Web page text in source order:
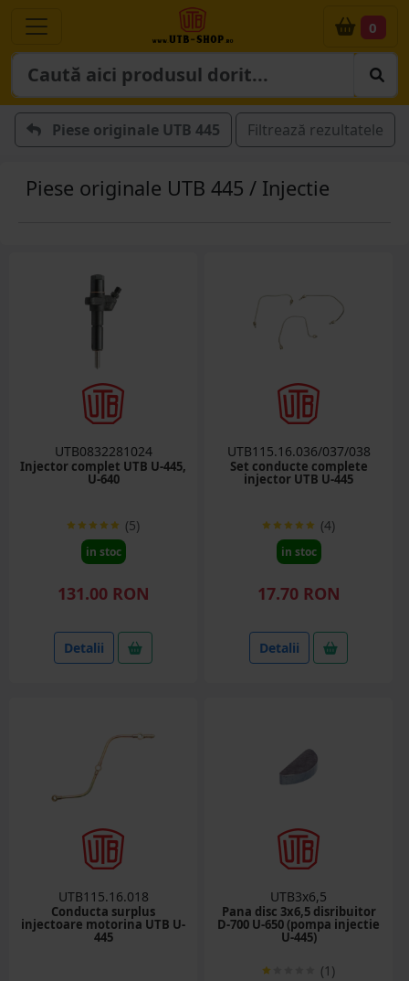
0
Piese originale UTB 445 Filtrează rezultatele
Piese originale UTB 445 / Injectie
UTB0832281024
Injector complet UTB U-445,
U-640
(5)
in stoc
131.00 RON
Detalii
UTB115.16.036/037/038
Set conducte complete
injector UTB U-445
(4)
in stoc
17.70 RON
Detalii
UTB115.16.018
Conducta surplus
injectoare motorina UTB U-
445
UTB3x6,5
Pana disc 3x6,5 disribuitor
D-700 U-650 (pompa injectie
U-445)
(1)